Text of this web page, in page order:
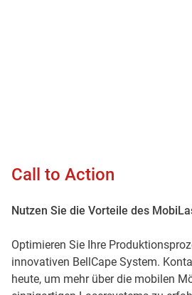
Call to Action
Nutzen Sie die Vorteile des
Optimieren Sie Ihre
innovativen BellCape System.
heute, um mehr über die mobilen